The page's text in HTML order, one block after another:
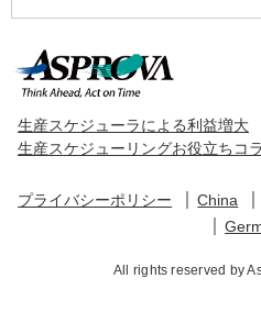
生産スケジューラによる利益増大
生産スケジューリングお役立ちコ
プライバシーポリシー China
All rights reserved by